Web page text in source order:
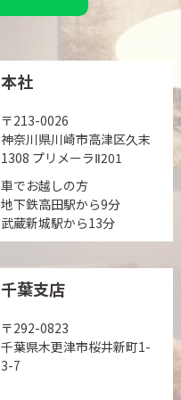
本社
〒213-0026
神奈川県川崎市高津区久末
1308 プリメーラⅡ201
車でお越しの方
地下鉄高田駅から9分
武蔵新城駅から13分
千葉支店
〒292-0823
千葉県木更津市桜井新町1-
3-7